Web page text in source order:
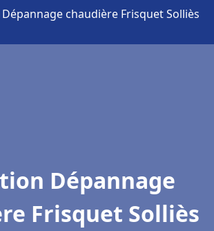
chaudière Frisquet Solliès
Dépannage
Frisquet Solliès